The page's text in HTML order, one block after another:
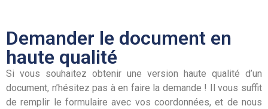
Demander le document en
haute qualité
Si vous souhaitez obtenir une version haute qualité d’un
document, n’hésitez pas à en faire la demande ! Il vous suffit
de remplir le formulaire avec vos coordonnées, et de nous